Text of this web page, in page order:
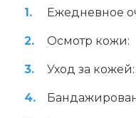
Ежедневное
Осмотр кожи:
Уход за кожей: